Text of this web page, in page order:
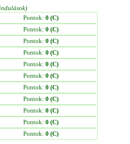
Pontok: 0 (C)
Pontok: 0 (C)
Pontok: 0 (C)
Pontok: 0 (C)
Pontok: 0 (C)
Pontok: 0 (C)
Pontok: 0 (C)
Pontok: 0 (C)
Pontok: 0 (C)
Pontok: 0 (C)
Pontok: 0 (C)